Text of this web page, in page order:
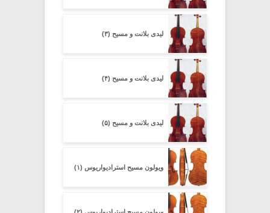
لیدی بلانت و مسیح (۳)
لیدی بلانت و مسیح (۴)
لیدی بلانت و مسیح (۵)
ویولون مسیح استرادیواریوس (۱)